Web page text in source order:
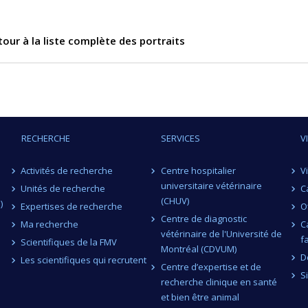
à la liste complète des portraits
RECHERCHE
Activités de recherche
Unités de recherche
Expertises de recherche
Ma recherche
Scientifiques de la FMV
Les scientifiques qui recrutent
SERVICES
Centre hospitalier
universitaire vétérinaire
(CHUV)
Centre de diagnostic
vétérinaire de l'Université de
Montréal (CDVUM)
Centre d’expertise et de
recherche clinique en santé
et bien être animal